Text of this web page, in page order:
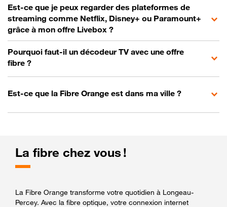
Est-ce que je peux regarder des plateformes de
streaming comme Netflix, Disney+ ou Paramount+
grâce à mon offre Livebox ?
Pourquoi faut-il un décodeur TV avec une offre
fibre ?
Est-ce que la Fibre Orange est dans ma ville ?
La fibre chez vous !
La Fibre Orange transforme votre quotidien à Longeau-
Percey. Avec la fibre optique, votre connexion internet